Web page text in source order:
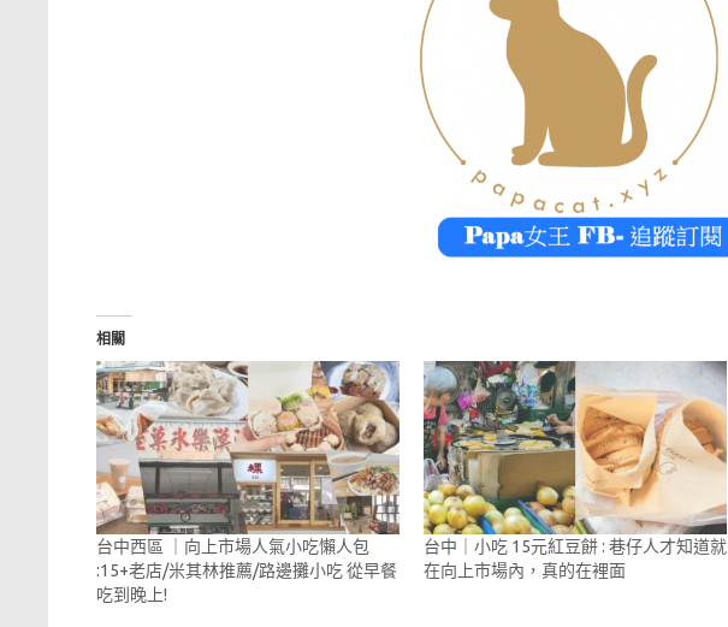
相關
台中西區 ｜向上市場人氣小吃懶人包
:15+老店/米其林推薦/路邊攤小吃 從早餐
吃到晚上!
台中｜小吃 15元紅豆餅 : 巷仔人才知道就
在向上市場內，真的在裡面